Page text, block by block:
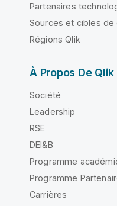
Partenaires
Sources et cibles de
Régions Qlik
À Propos De Qlik
Société
Leadership
RSE
DEI&B
Programme
Programme
Carrières